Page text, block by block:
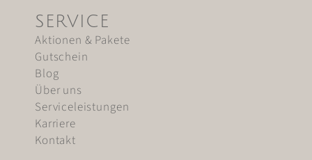
SERVICE
Aktionen & Pakete
Gutschein
Blog
Über uns
Serviceleistungen
Karriere
Kontakt